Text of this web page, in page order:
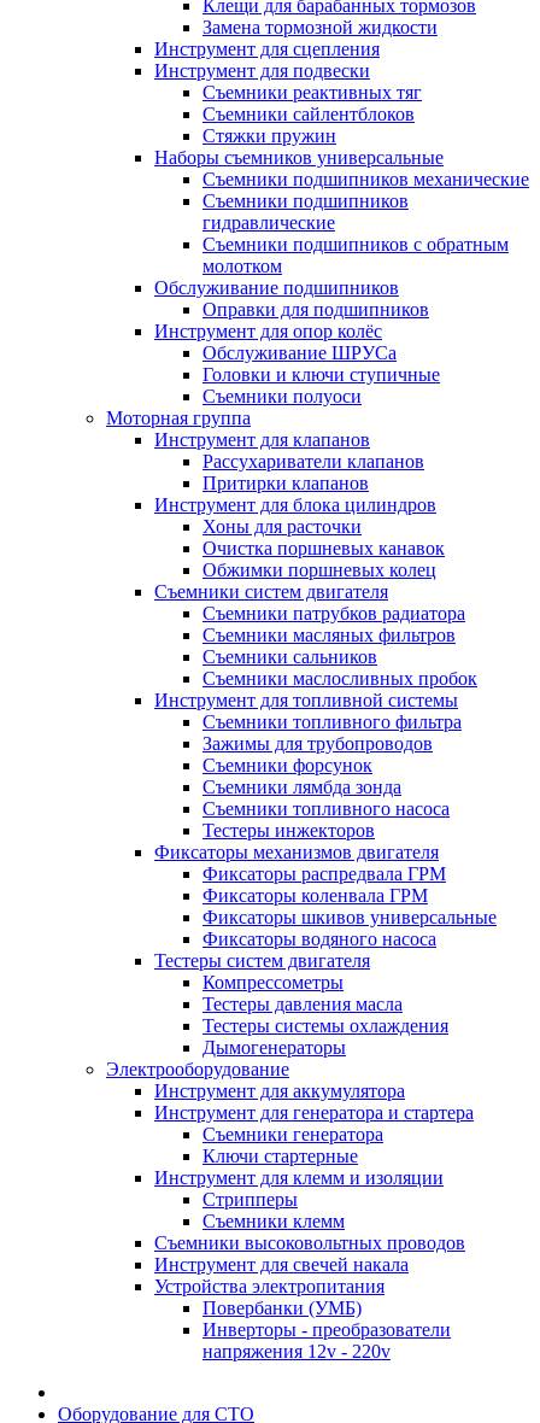
Клещи для барабанных тормозов
Замена тормозной жидкости
Инструмент для сцепления
Инструмент для подвески
Съемники реактивных тяг
Съемники сайлентблоков
Стяжки пружин
Наборы съемников универсальные
Съемники подшипников механические
Съемники подшипников
гидравлические
Съемники подшипников с обратным
молотком
Обслуживание подшипников
Оправки для подшипников
Инструмент для опор колёс
Обслуживание ШРУСа
Головки и ключи ступичные
Съемники полуоси
Моторная группа
Инструмент для клапанов
Рассухариватели клапанов
Притирки клапанов
Инструмент для блока цилиндров
Хоны для расточки
Очистка поршневых канавок
Обжимки поршневых колец
Съемники систем двигателя
Съемники патрубков радиатора
Съемники масляных фильтров
Съемники сальников
Съемники маслосливных пробок
Инструмент для топливной системы
Съемники топливного фильтра
Зажимы для трубопроводов
Съемники форсунок
Съемники лямбда зонда
Съемники топливного насоса
Тестеры инжекторов
Фиксаторы механизмов двигателя
Фиксаторы распредвала ГРМ
Фиксаторы коленвала ГРМ
Фиксаторы шкивов универсальные
Фиксаторы водяного насоса
Тестеры систем двигателя
Компрессометры
Тестеры давления масла
Тестеры системы охлаждения
Дымогенераторы
Электрооборудование
Инструмент для аккумулятора
Инструмент для генератора и стартера
Съемники генератора
Ключи стартерные
Инструмент для клемм и изоляции
Стрипперы
Съемники клемм
Съемники высоковольтных проводов
Инструмент для свечей накала
Устройства электропитания
Повербанки (УМБ)
Инверторы - преобразователи
напряжения 12v - 220v
Оборудование для СТО